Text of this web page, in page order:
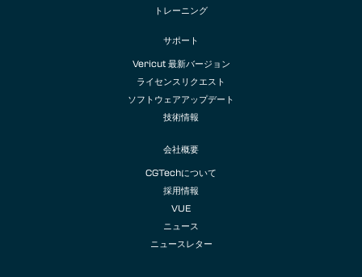
トレーニング
サポート
Vericut 最新バージョン
ライセンスリクエスト
ソフトウェアアップデート
技術情報
会社概要
CGTechについて
採用情報
VUE
ニュース
ニュースレター